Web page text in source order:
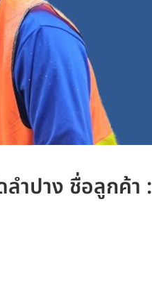
ำปาง ชื่อลูกค้า :